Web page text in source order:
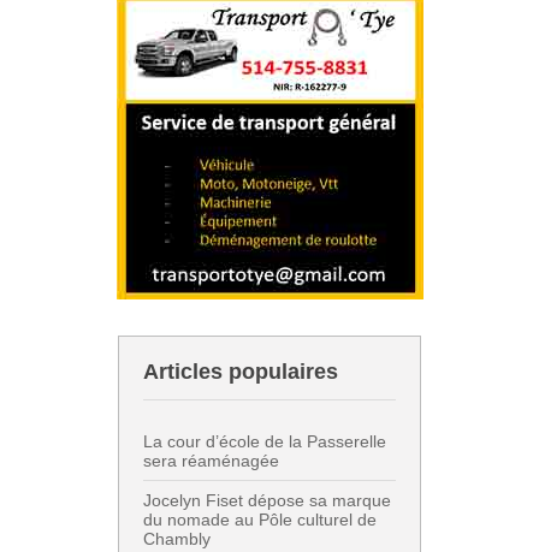
Articles populaires
La cour d’école de la Passerelle
sera réaménagée
Jocelyn Fiset dépose sa marque
du nomade au Pôle culturel de
Chambly